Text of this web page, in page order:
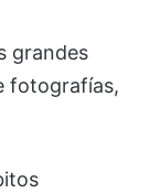
grandes
fotografías,